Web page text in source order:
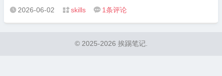
生成的文本使用了这个格式，也就突然
觉得它之所以流行的原因，真的是非常
 2026-06-02  skills  1条评论
© 2025-2026 挨踢笔记.